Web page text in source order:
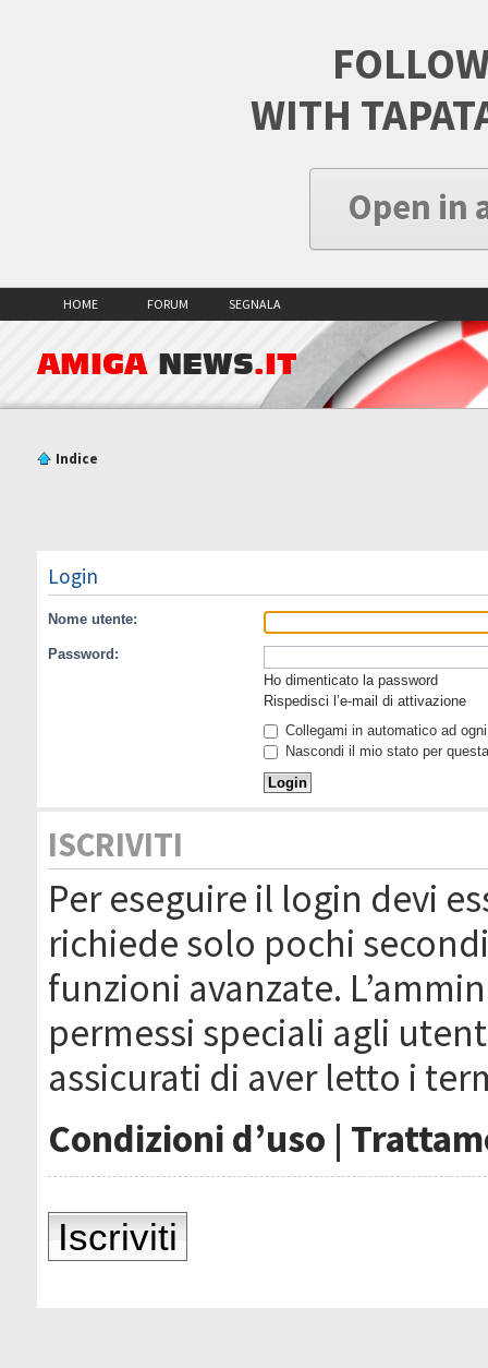
WITH
Open in
HOME FORUM SEGNALA
AMIGA NEWS.IT
Indice
Login
Nome utente:
Password:
Ho dimenticato la password
Rispedisci l’e-mail di attivazione
Collegami in automatico ad
Nascondi il mio stato per
ISCRIVITI
Per eseguire il login devi
richiede solo pochi
funzioni avanzate.
permessi speciali agli
assicurati di aver letto i
Condizioni d’uso |
Iscriviti